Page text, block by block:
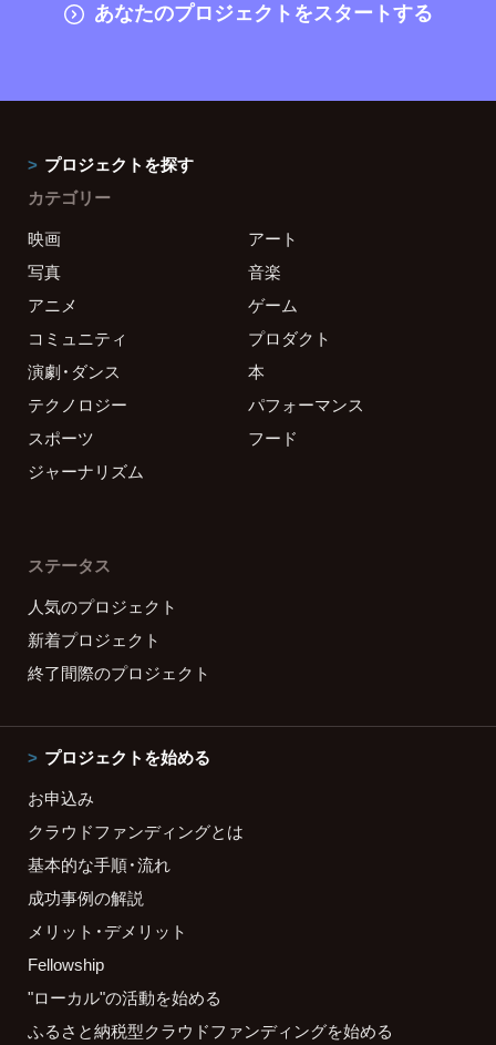
あなたのプロジェクトをスタートする
プロジェクトを探す
カテゴリー
映画
アート
写真
音楽
アニメ
ゲーム
コミュニティ
プロダクト
演劇・ダンス
本
テクノロジー
パフォーマンス
スポーツ
フード
ジャーナリズム
ステータス
人気のプロジェクト
新着プロジェクト
終了間際のプロジェクト
プロジェクトを始める
お申込み
クラウドファンディングとは
基本的な手順・流れ
成功事例の解説
メリット・デメリット
Fellowship
"ローカル"の活動を始める
ふるさと納税型クラウドファンディングを始める